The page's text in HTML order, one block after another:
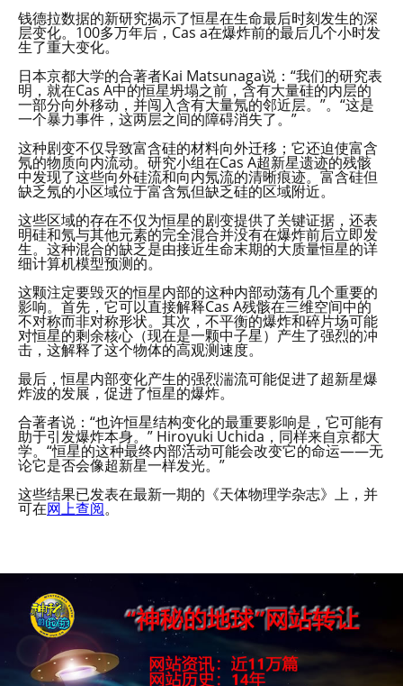
钱德拉数据的新研究揭示了恒星在生命最后时刻发生的深
层变化。100多万年后，Cas a在爆炸前的最后几个小时发
生了重大变化。
日本京都大学的合著者Kai Matsunaga说：“我们的研究表
明，就在Cas A中的恒星坍塌之前，含有大量硅的内层的
一部分向外移动，并闯入含有大量氖的邻近层。”。“这是
一个暴力事件，这两层之间的障碍消失了。”
这种剧变不仅导致富含硅的材料向外迁移；它还迫使富含
氖的物质向内流动。研究小组在Cas A超新星遗迹的残骸
中发现了这些向外硅流和向内氖流的清晰痕迹。富含硅但
缺乏氖的小区域位于富含氖但缺乏硅的区域附近。
这些区域的存在不仅为恒星的剧变提供了关键证据，还表
明硅和氖与其他元素的完全混合并没有在爆炸前后立即发
生。这种混合的缺乏是由接近生命末期的大质量恒星的详
细计算机模型预测的。
这颗注定要毁灭的恒星内部的这种内部动荡有几个重要的
影响。首先，它可以直接解释Cas A残骸在三维空间中的
不对称而非对称形状。其次，不平衡的爆炸和碎片场可能
对恒星的剩余核心（现在是一颗中子星）产生了强烈的冲
击，这解释了这个物体的高观测速度。
最后，恒星内部变化产生的强烈湍流可能促进了超新星爆
炸波的发展，促进了恒星的爆炸。
合著者说：“也许恒星结构变化的最重要影响是，它可能有
助于引发爆炸本身。” Hiroyuki Uchida，同样来自京都大
学。“恒星的这种最终内部活动可能会改变它的命运——无
论它是否会像超新星一样发光。”
这些结果已发表在最新一期的《天体物理学杂志》上，并
可在网上查阅。